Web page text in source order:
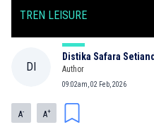
TREN LEISURE
DI
Distika Safara
Author
09:02am, 02 Feb, 2026
A- A+